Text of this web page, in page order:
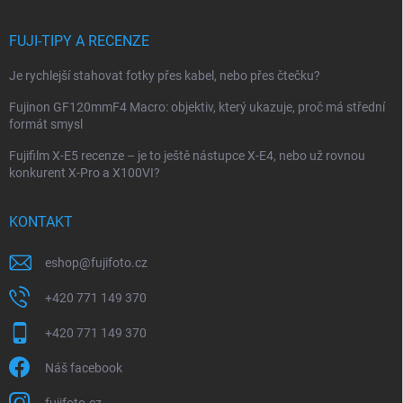
FUJI-TIPY A RECENZE
Je rychlejší stahovat fotky přes kabel, nebo přes čtečku?
Fujinon GF120mmF4 Macro: objektiv, který ukazuje, proč má střední
formát smysl
Fujifilm X-E5 recenze – je to ještě nástupce X-E4, nebo už rovnou
konkurent X-Pro a X100VI?
KONTAKT
eshop@fujifoto.cz
+420 771 149 370
+420 771 149 370
Náš facebook